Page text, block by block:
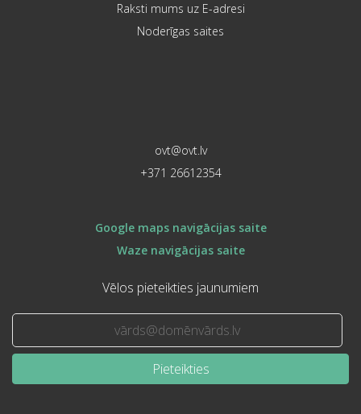
Raksti mums uz E-adresi
Noderīgas saites
ovt@ovt.lv
+371 26612354
Google maps navigācijas saite
Waze navigācijas saite
Vēlos pieteikties jaunumiem
Pieteikties